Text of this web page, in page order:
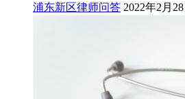
浦东新区律师问答 2022年2月28